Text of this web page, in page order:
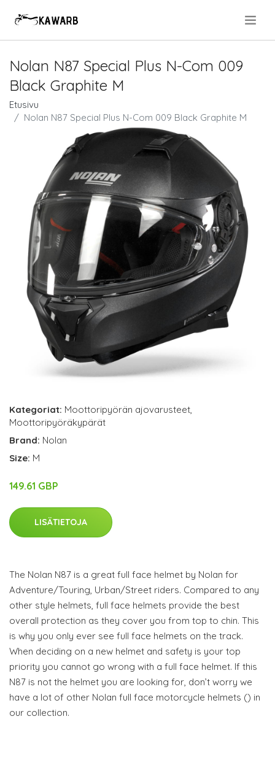
Nolan N87 Special Plus N-Com 009
Black Graphite M
Etusivu
Nolan N87 Special Plus N-Com 009 Black Graphite M
Kategoriat: Moottoripyörän ajovarusteet,
Moottoripyöräkypärät
Brand: Nolan
Size: M
149.61 GBP
LISÄTIETOJA
The Nolan N87 is a great full face helmet by Nolan for
Adventure/Touring, Urban/Street riders. Compared to any
other style helmets, full face helmets provide the best
overall protection as they cover you from top to chin. This
is why you only ever see full face helmets on the track.
When deciding on a new helmet and safety is your top
priority you cannot go wrong with a full face helmet. If this
N87 is not the helmet you are looking for, don’t worry we
have a lot of other Nolan full face motorcycle helmets () in
our collection.